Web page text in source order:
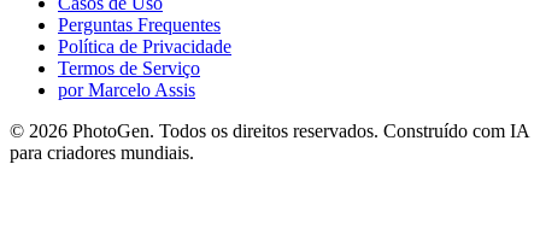
Perguntas Frequentes
Política de Privacidade
Termos de Serviço
por Marcelo Assis
© 2026 PhotoGen. Todos os direitos reservados. Construído com IA
para criadores mundiais.